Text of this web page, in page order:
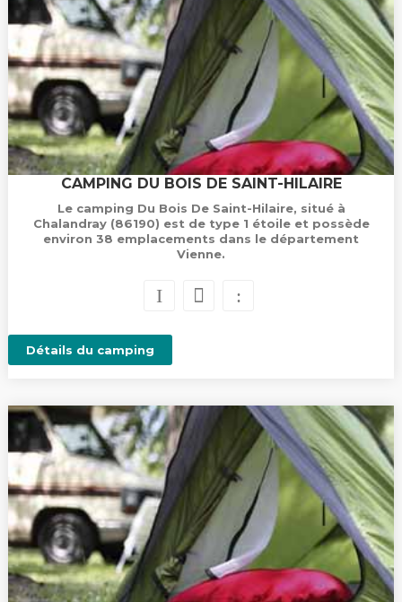
CAMPING DU BOIS DE SAINT-HILAIRE
Le camping Du Bois De Saint-Hilaire, situé à
Chalandray (86190) est de type 1 étoile et possède
environ 38 emplacements dans le département
Vienne.
Détails du camping